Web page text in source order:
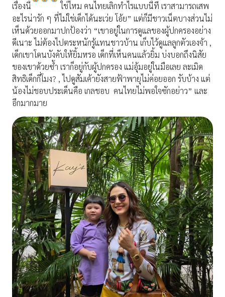
เรื่องนี้
ใช่ไหม คนไทยเลิกทำไรแบบนี้ที เราสามารถเสพ
อะไรน่ารัก ๆ ที่ไม่ใช่เด็กได้นะเว่ย โอ้ย” แต่ก็มีชาวเน็ตบางส่วนไม่
เห็นด้วยออกมาปกป้องว่า “เขาอยู่ในการดูแลของผู้ปกครองอย่าง
ดีเนาะ ไม่ต้องไปตระหนักรู้แทนชาวบ้าน เก็บไว้ดูแลลูกตัวเองจ้า ,
เด็กเขาโดนบังคับให้ยิ้มหรอ เด็กที่เห็นคนแล้วยิ้ม บ่งบอกถึงนิสัย
ของเขาด้วยซ้ำ เราก็อยู่กับผู้ปกครอง แม่อุ้มอยู่ในมือเลย ละเมิด
สิทธิเด็กกี่โมง? , ไปดูสัมเค้ายังสายฟ้าพายุไม่ค่อยออก รับบ้าง แต่
น้องไม่ชอบประเด็นคือ เกลชอบ คนไทยไม่พอใจซักอย่าว” และ
อีกมากมาย